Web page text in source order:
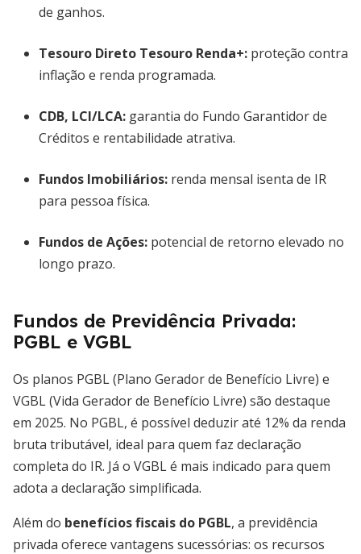
de ganhos.
Tesouro Direto Tesouro Renda+: proteção contra
inflação e renda programada.
CDB, LCI/LCA: garantia do Fundo Garantidor de
Créditos e rentabilidade atrativa.
Fundos Imobiliários: renda mensal isenta de IR
para pessoa física.
Fundos de Ações: potencial de retorno elevado no
longo prazo.
Fundos de Previdência Privada:
PGBL e VGBL
Os planos PGBL (Plano Gerador de Benefício Livre) e
VGBL (Vida Gerador de Benefício Livre) são destaque
em 2025. No PGBL, é possível deduzir até 12% da renda
bruta tributável, ideal para quem faz declaração
completa do IR. Já o VGBL é mais indicado para quem
adota a declaração simplificada.
Além do benefícios fiscais do PGBL, a previdência
privada oferece vantagens sucessórias: os recursos